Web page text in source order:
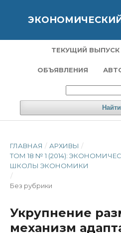
ТЕКУЩИЙ ВЫПУСК
ОБЪЯВЛЕНИЯ
Найти
ГЛАВНАЯ / АРХИВЫ /
ТОМ 18 № 1 (2014):
ШКОЛЫ ЭКОНОМИКИ
/
Без рубрики
Укрупнение
механизм